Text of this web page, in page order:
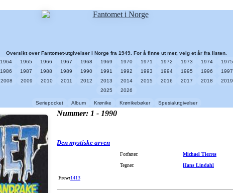
Oversikt over Fantomet-utgivelser i Norge fra 1949. For å finne ut mer, velg et år fra listen.
1964 1965 1966 1967 1968 1969 1970 1971 1972 1973 1974 1975
1986 1987 1988 1989 1990 1991 1992 1993 1994 1995 1996 1997
2008 2009 2010 2011 2012 2013 2014 2015 2016 2017 2018 2019
2025
2026
Seriepocket Album Krønike Krønikebøker Spesialutgivelser
Nummer: 1 - 1990
Den mystiske arven
Forfatter:
Michael Tierres
Tegner:
Hans Lindahl
Frew:1413